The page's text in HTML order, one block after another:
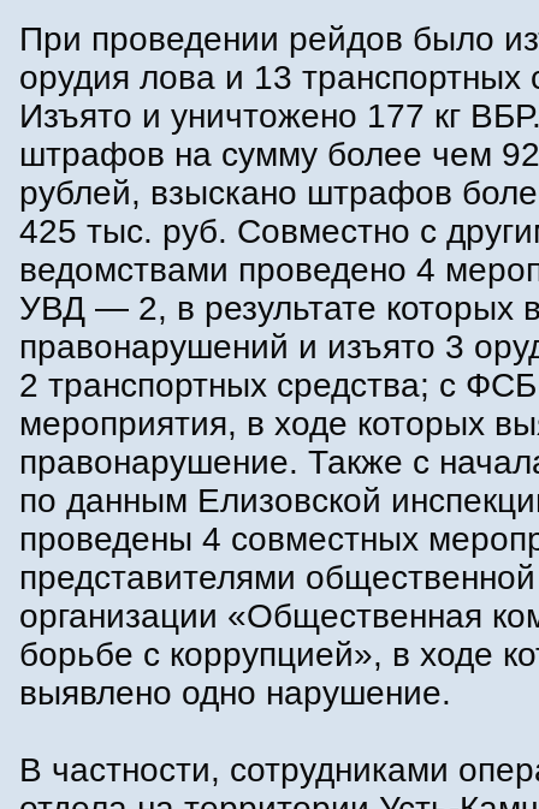
При проведении рейдов было
орудия лова и 13 транспортных
Изъято и уничтожено 177 кг
штрафов на сумму более чем
рублей, взыскано штрафов
425 тыс. руб. Совместно с
ведомствами проведено 4
УВД — 2, в результате которых
правонарушений и изъято 3
2 транспортных средства; с
мероприятия, в ходе которых
правонарушение. Также с
по данным Елизовской
проведены 4 совместных
представителями общественной
организации «Общественная
борьбе с коррупцией», в ходе
выявлено одно нарушение.
В частности, сотрудниками